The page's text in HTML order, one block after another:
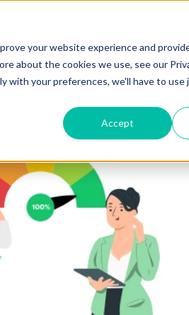
your website experience and
about the cookies we use, see our
with your preferences, we'll have to use
Accept